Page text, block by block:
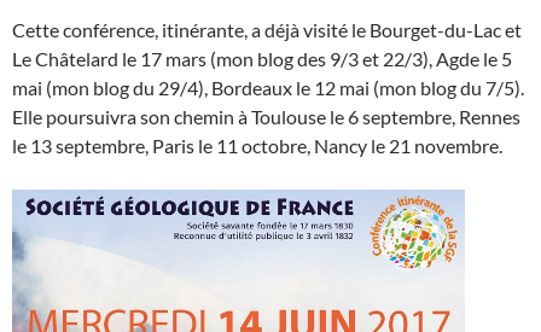
Cette conférence, itinérante, a déjà visité le Bourget-du-Lac et
Le Châtelard le 17 mars (mon blog des 9/3 et 22/3), Agde le 5
mai (mon blog du 29/4), Bordeaux le 12 mai (mon blog du 7/5).
Elle poursuivra son chemin à Toulouse le 6 septembre, Rennes
le 13 septembre, Paris le 11 octobre, Nancy le 21 novembre.